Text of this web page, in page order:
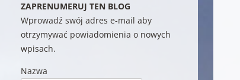
ZAPRENUMERUJ TEN BLOG
Wprowadź swój adres e-mail aby
otrzymywać powiadomienia o nowych
wpisach.
Nazwa